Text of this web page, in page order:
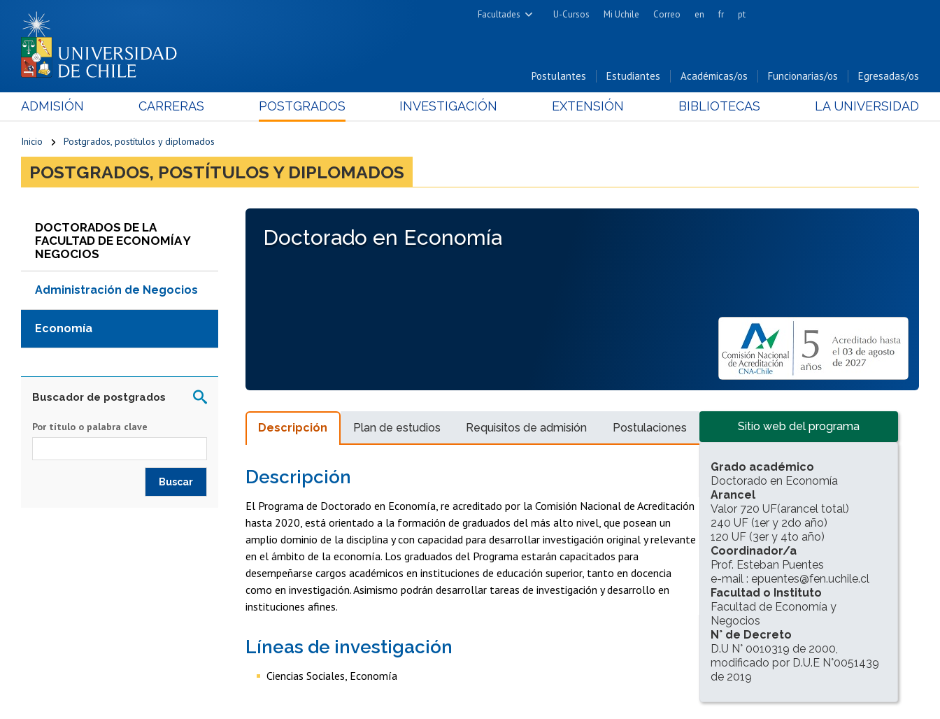
Facultades
Cs. Físicas y Matemáticas
Cs. Forestales y Conservación
Cs. Químicas y Farmacéuticas
Cs. Sociales
Nutrición y Tecnología de
U-Cursos Mi Uchile Correo en fr pt
Postulantes Estudiantes Académicas/os Funcionarias/os Egresadas/os
ADMISIÓN CARRERAS POSTGRADOS INVESTIGACIÓN EXTENSIÓN BIBLIOTECAS LA UNIVERSIDAD
Inicio Postgrados, postítulos y diplomados
POSTGRADOS, POSTÍTULOS Y DIPLOMADOS
DOCTORADOS DE LA
FACULTAD DE ECONOMÍA Y
NEGOCIOS
Administración de Negocios
Economía
Buscador de postgrados
Por título o palabra clave
Doctorado en Economía
Descripción Plan de estudios Requisitos de admisión Postulaciones
Descripción
El Programa de Doctorado en Economía, re acreditado por la Comisión Nacional de Acreditación
hasta 2020, está orientado a la formación de graduados del más alto nivel, que posean un
amplio dominio de la disciplina y con capacidad para desarrollar investigación original y relevante
en el ámbito de la economía. Los graduados del Programa estarán capacitados para
desempeñarse cargos académicos en instituciones de educación superior, tanto en docencia
como en investigación. Asimismo podrán desarrollar tareas de investigación y desarrollo en
instituciones afines.
Líneas de investigación
Ciencias Sociales, Economía
Accesos directos
Sitio web del programa
INFORMACIÓN DEL PROGRAMA
Grado académico
Doctorado en Economía
Arancel
Valor 720 UF(arancel total)
240 UF (1er y 2do año)
120 UF (3er y 4to año)
Coordinador/a
Prof. Esteban Puentes
e-mail : epuentes@fen.uchile.cl
Facultad o Instituto
Facultad de Economía y
Negocios
N° de Decreto
D.U N° 0010319 de 2000,
modificado por D.U.E N°0051439
de 2019